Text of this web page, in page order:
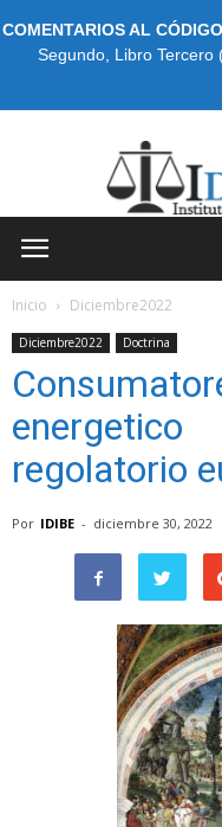
COMENTARIOS AL
Segundo, Libro Tercero
Inicio Diciembre2022
Diciembre2022 Doctrina
regolatorio
Por IDIBE - diciembre 30, 2022